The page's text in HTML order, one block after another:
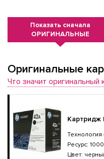
Показать сначала
ОРИГИНАЛЬНЫЕ
Оригинальные
Что значит оригинальный
Картридж
Технология
Ресурс:
Цвет: